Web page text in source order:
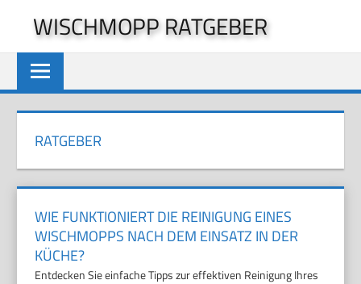
springen
WISCHMOPP RATGEBER
RATGEBER
WIE FUNKTIONIERT DIE REINIGUNG EINES
WISCHMOPPS NACH DEM EINSATZ IN DER
KÜCHE?
Entdecken Sie einfache Tipps zur effektiven Reinigung Ihres